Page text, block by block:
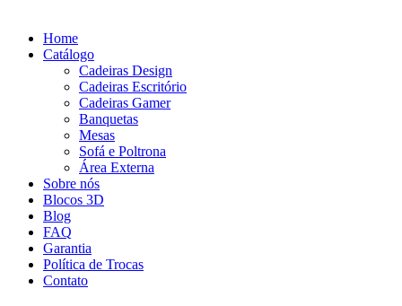
Home
Catálogo
Cadeiras Design
Cadeiras Escritório
Cadeiras Gamer
Banquetas
Mesas
Sofá e Poltrona
Área Externa
Sobre nós
Blocos 3D
Blog
FAQ
Garantia
Política de Trocas
Contato